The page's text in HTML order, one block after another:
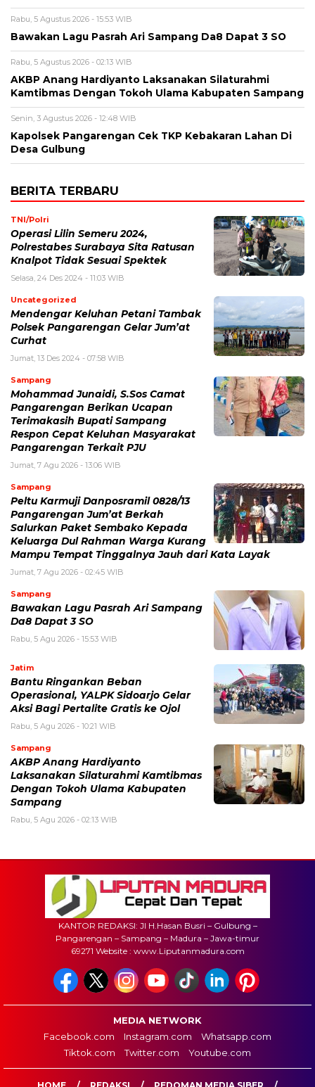
Rabu, 5 Agustus 2026 - 15:53 WIB
Bawakan Lagu Pasrah Ari Sampang Da8 Dapat 3 SO
Rabu, 5 Agustus 2026 - 02:13 WIB
AKBP Anang Hardiyanto Laksanakan Silaturahmi
Kamtibmas Dengan Tokoh Ulama Kabupaten Sampang
Senin, 3 Agustus 2026 - 12:48 WIB
Kapolsek Pangarengan Cek TKP Kebakaran Lahan Di
Desa Gulbung
BERITA TERBARU
TNI/Polri
Operasi Lilin Semeru 2024,
Polrestabes Surabaya Sita Ratusan
Knalpot Tidak Sesuai Spektek
Selasa, 24 Des 2024 - 11:03 WIB
Uncategorized
Mendengar Keluhan Petani Tambak
Polsek Pangarengan Gelar Jum’at
Curhat
Jumat, 13 Des 2024 - 07:58 WIB
Sampang
Mohammad Junaidi, S.Sos Camat
Pangarengan Berikan Ucapan
Terimakasih Bupati Sampang
Respon Cepat Keluhan Masyarakat
Pangarengan Terkait PJU
Jumat, 7 Agu 2026 - 13:06 WIB
Sampang
Peltu Karmuji Danposramil 0828/13
Pangarengan Jum’at Berkah
Salurkan Paket Sembako Kepada
Keluarga Dul Rahman Warga Kurang
Mampu Tempat Tinggalnya Jauh dari Kata Layak
Jumat, 7 Agu 2026 - 02:45 WIB
Sampang
Bawakan Lagu Pasrah Ari Sampang
Da8 Dapat 3 SO
Rabu, 5 Agu 2026 - 15:53 WIB
Jatim
Bantu Ringankan Beban
Operasional, YALPK Sidoarjo Gelar
Aksi Bagi Pertalite Gratis ke Ojol
Rabu, 5 Agu 2026 - 10:21 WIB
Sampang
AKBP Anang Hardiyanto
Laksanakan Silaturahmi Kamtibmas
Dengan Tokoh Ulama Kabupaten
Sampang
Rabu, 5 Agu 2026 - 02:13 WIB
KANTOR REDAKSI: Jl H.Hasan Busri – Gulbung –
Pangarengan – Sampang – Madura – Jawa-timur
69271 Website : www.Liputanmadura.com
MEDIA NETWORK
Facebook.com
Instagram.com
Whatsapp.com
Tiktok.com
Twitter.com Youtube.com